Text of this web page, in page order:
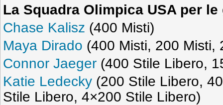
La Squadra Olimpica USA per
Chase Kalisz (400 Misti)
Maya Dirado (400 Misti, 200 Misti,
Connor Jaeger (400 Stile Libero,
Katie Ledecky (200 Stile Libero,
Stile Libero, 4×200 Stile Libero)